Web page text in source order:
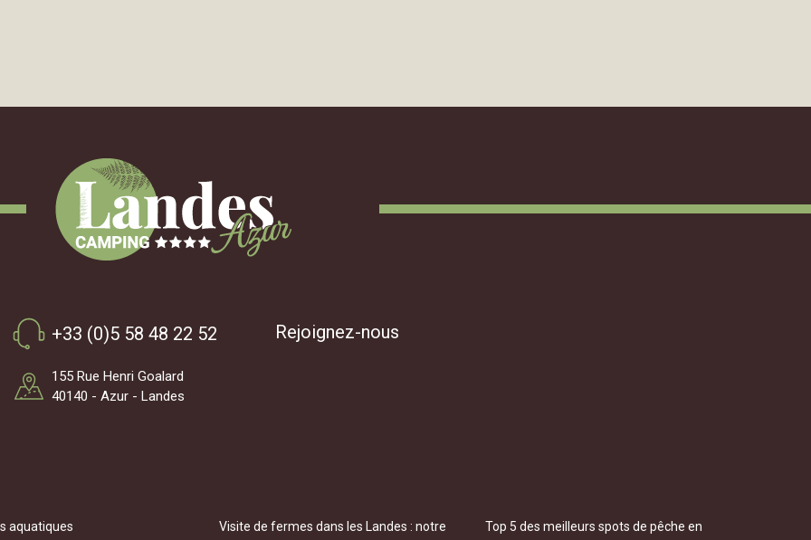
+33 (0)5 58 48 22 52
155 Rue Henri Goalard
40140 - Azur - Landes
Rejoignez-nous
aquatiques
Visite de fermes dans les Landes : notre
Top 5 des meilleurs spots de pêche en